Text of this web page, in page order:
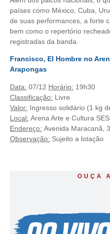
países como México, Cuba,
de suas performances, a forte
bem como o repertório
registradas da banda.
Francisco, El Hombre no
Arapongas
Data: 07/12 Horário: 19h30
Classificação: Livre
Valor: Ingresso solidário (1 kg
Local: Arena Arte e Cultura
Endereço: Avenida Maracanã,
Observação: Sujeito a lotação
OUÇA